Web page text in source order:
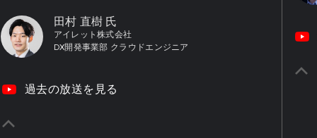
田村 直樹 氏
アイレット株式会社
DX開発事業部 クラウドエンジニア
video_youtube 過去の放送を見る
keyboard_arrow_up
video_youtube
keyboard_arrow_up